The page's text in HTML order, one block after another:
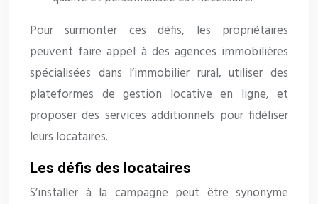
Pour surmonter ces défis, les propriétaires
peuvent faire appel à des agences immobilières
spécialisées dans l’immobilier rural, utiliser des
plateformes de gestion locative en ligne, et
proposer des services additionnels pour fidéliser
leurs locataires.
Les défis des locataires
S’installer à la campagne peut être synonyme